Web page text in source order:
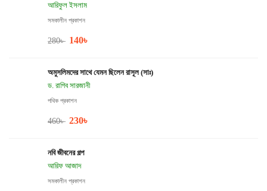
আরিফুল ইসলাম
সমকালীন প্রকাশন
280৳ 140৳
অমুসলিমদের সাথে যেমন ছিলেন রাসূল (সাঃ)
ড. রাগিব সারজানী
পথিক প্রকাশন
460৳ 230৳
নবি জীবনের গল্প
আরিফ আজাদ
সমকালীন প্রকাশন